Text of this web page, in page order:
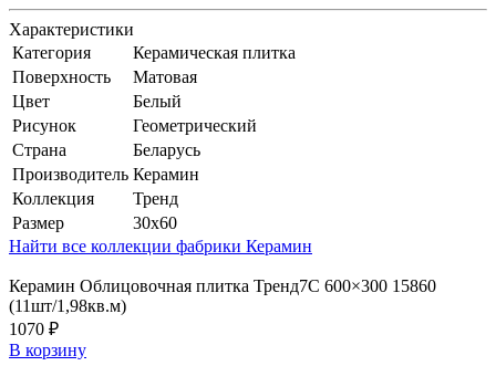
Характеристики
Категория
Керамическая плитка
Поверхность
Матовая
Цвет
Белый
Рисунок
Геометрический
Страна
Беларусь
Производитель Керамин
Коллекция
Тренд
Размер
30x60
Найти все коллекции фабрики Керамин
Керамин Облицовочная плитка Тренд7С 600×300 15860
(11шт/1,98кв.м)
1070 ₽
В корзину